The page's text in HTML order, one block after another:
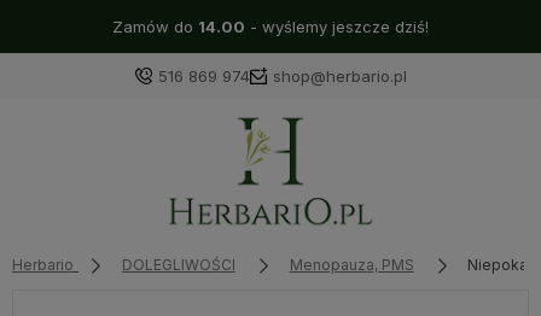
Zamów do 14.00 - wyślemy jeszcze dziś!
516 869 974 shop@herbario.pl
Herbario DOLEGLIWOŚCI Menopauza, PMS